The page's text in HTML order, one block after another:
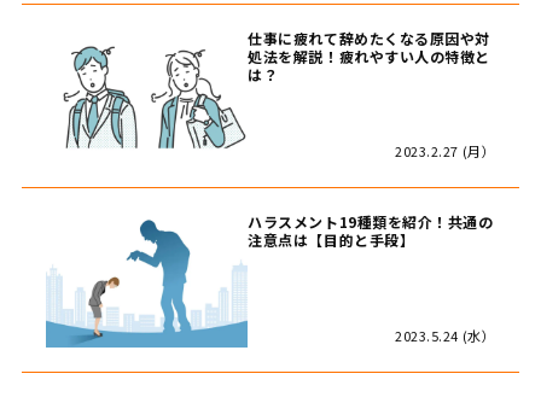
仕事に疲れて辞めたくなる原因や対
処法を解説！疲れやすい人の特徴と
は？
2023.2.27 (月）
ハラスメント19種類を紹介！共通の
注意点は【目的と手段】
2023.5.24 (水）